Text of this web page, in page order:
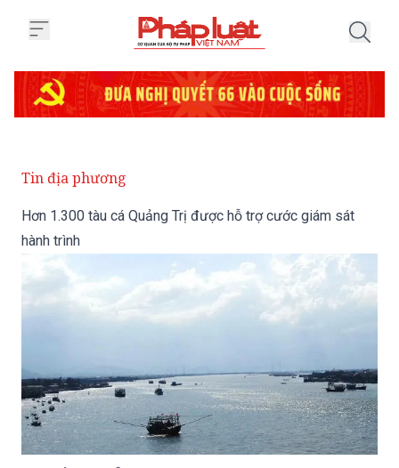
Hơn 1.300 tàu cá Quảng Trị được hỗ trợ cước giám sát
Quảng Trị hỗ trợ cước thuê bao giám sát hành trình
tàu cá giai đoạn 2026-2028.